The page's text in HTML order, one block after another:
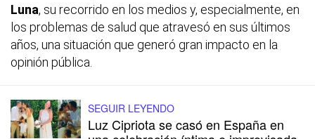
Luna, su recorrido en los medios y, especialmente, en
los problemas de salud que atravesó en sus últimos
años, una situación que generó gran impacto en la
opinión pública.
SEGUIR LEYENDO
Luz Cipriota se casó en España en